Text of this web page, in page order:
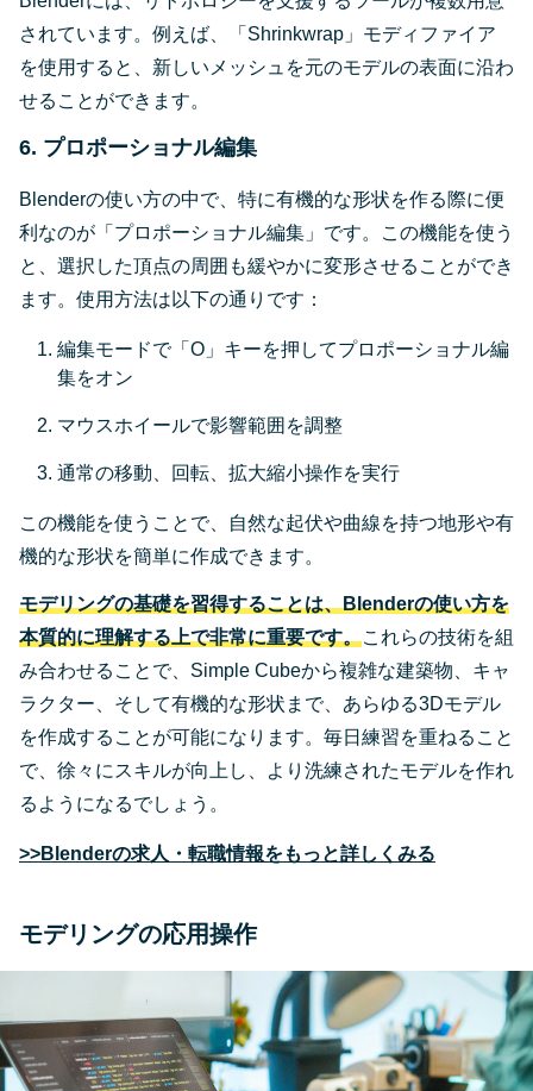
されています。例えば、「Shrinkwrap」モディファイア
を使用すると、新しいメッシュを元のモデルの表面に沿わ
せることができます。
6. プロポーショナル編集
Blenderの使い方の中で、特に有機的な形状を作る際に便
利なのが「プロポーショナル編集」です。この機能を使う
と、選択した頂点の周囲も緩やかに変形させることができ
ます。使用方法は以下の通りです：
編集モードで「O」キーを押してプロポーショナル編
集をオン
マウスホイールで影響範囲を調整
通常の移動、回転、拡大縮小操作を実行
この機能を使うことで、自然な起伏や曲線を持つ地形や有
機的な形状を簡単に作成できます。
モデリングの基礎を習得することは、Blenderの使い方を
本質的に理解する上で非常に重要です。これらの技術を組
み合わせることで、Simple Cubeから複雑な建築物、キャ
ラクター、そして有機的な形状まで、あらゆる3Dモデル
を作成することが可能になります。毎日練習を重ねること
で、徐々にスキルが向上し、より洗練されたモデルを作れ
るようになるでしょう。
>>Blenderの求人・転職情報をもっと詳しくみる
モデリングの応用操作